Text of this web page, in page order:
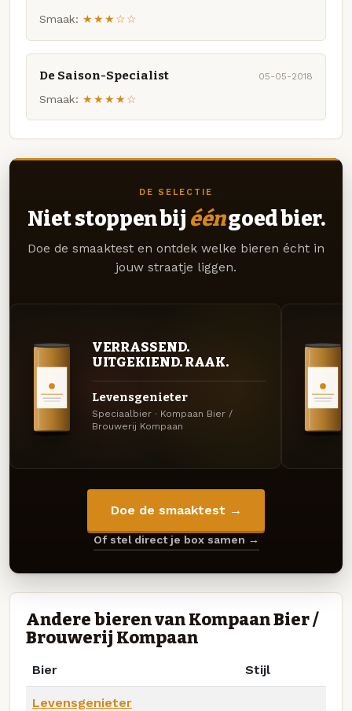
Smaak: ★★★☆☆
De Saison-Specialist 05-05-2018
Smaak: ★★★★☆
DE SELECTIE
Niet stoppen bij ééngoed bier.
Doe de smaaktest en ontdek welke bieren écht in
jouw straatje liggen.
VERRASSEND.
UITGEKIEND. RAAK.
Levensgenieter
Speciaalbier · Kompaan Bier /
Brouwerij Kompaan
Doe de smaaktest →
Of stel direct je box samen →
Andere bieren van Kompaan Bier /
Brouwerij Kompaan
Bier Stijl
Levensgenieter